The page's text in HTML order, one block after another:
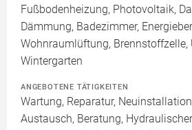
Fußbodenheizung, Photovoltaik,
Dämmung, Badezimmer,
Wohnraumlüftung, Brennstoffzelle,
Wintergarten
ANGEBOTENE TÄTIGKEITEN
Wartung, Reparatur,
Austausch, Beratung,